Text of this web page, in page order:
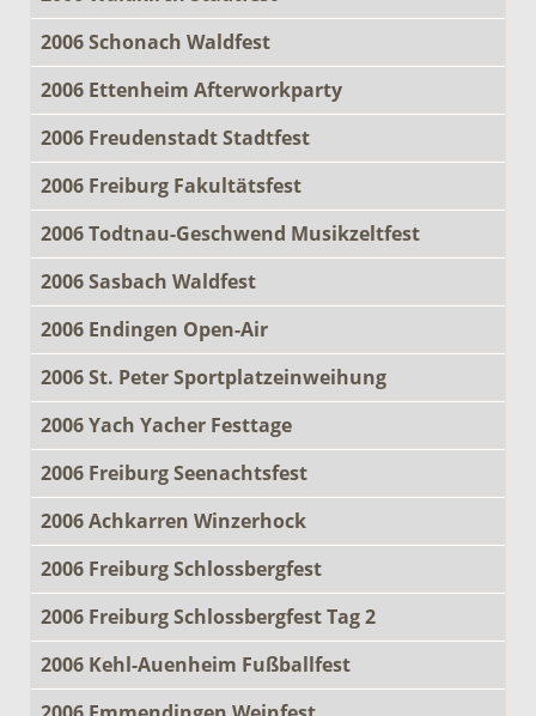
2006 Schonach Waldfest
2006 Ettenheim Afterworkparty
2006 Freudenstadt Stadtfest
2006 Freiburg Fakultätsfest
2006 Todtnau-Geschwend Musikzeltfest
2006 Sasbach Waldfest
2006 Endingen Open-Air
2006 St. Peter Sportplatzeinweihung
2006 Yach Yacher Festtage
2006 Freiburg Seenachtsfest
2006 Achkarren Winzerhock
2006 Freiburg Schlossbergfest
2006 Freiburg Schlossbergfest Tag 2
2006 Kehl-Auenheim Fußballfest